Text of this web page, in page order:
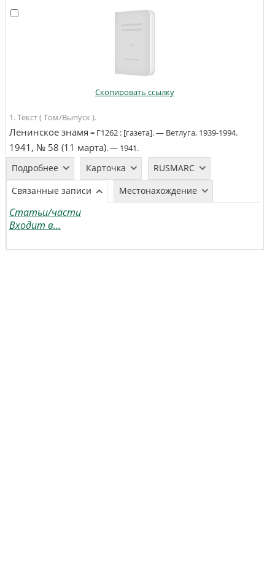
Скопировать ссылку
1. Текст ( Том/Выпуск ).
Ленинское знамя = Г1262 : [газета]. —Ветлуга,1939-1994.
1941, № 58 (11 марта). —1941.
Подробнее Карточка
RUSMARC
Связанные записи
Местонахождение
Статьи/части
Входит в...